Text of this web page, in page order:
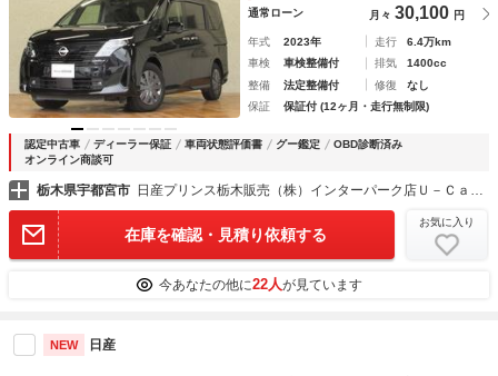
通常ローン 月々 30,100 円
年式 2023年 走行
6.4万km
車検
車検整備付 排気
1400cc
整備
法定整備付 修復
なし
保証
保証付 (12ヶ月・走行無制限)
認定中古車 ディーラー保証 車両状態評価書 グー鑑定
OBD診断済み
オンライン商談可
栃木県宇都宮市 日産プリンス栃木販売（株）インターパーク店Ｕ－Ｃａｒショップ
在庫を確認・見積り依頼する
お気に入り
今あなたの他に22人が見ています
NEW 日産